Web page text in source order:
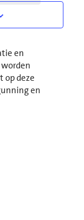
en
op deze
en